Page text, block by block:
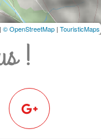
| © OpenStreetMap | TouristicMaps
!